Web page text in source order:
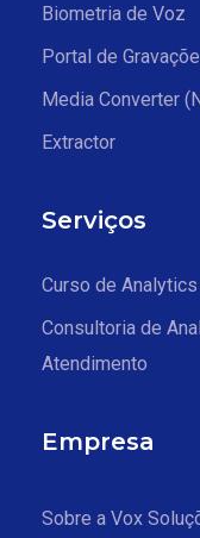
Biometria de Voz
Portal de
Media Converter
Extractor
Serviços
Curso de
Consultoria de
Atendimento
Empresa
Sobre a Vox